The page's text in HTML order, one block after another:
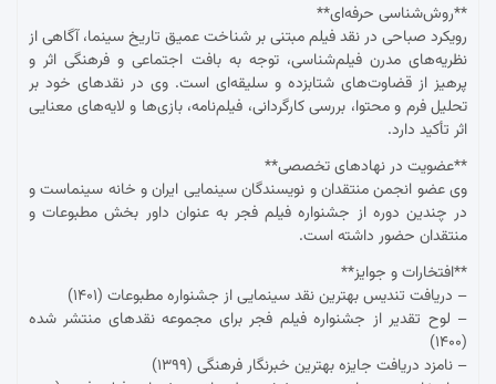
**روش‌شناسی حرفه‌ای**
رویکرد صباحی در نقد فیلم مبتنی بر شناخت عمیق تاریخ سینما، آگاهی از
نظریه‌های مدرن فیلم‌شناسی، توجه به بافت اجتماعی و فرهنگی اثر و
پرهیز از قضاوت‌های شتابزده و سلیقه‌ای است. وی در نقدهای خود بر
تحلیل فرم و محتوا، بررسی کارگردانی، فیلم‌نامه، بازی‌ها و لایه‌های معنایی
اثر تأکید دارد.
**عضویت در نهادهای تخصصی**
وی عضو انجمن منتقدان و نویسندگان سینمایی ایران و خانه سینماست و
در چندین دوره از جشنواره فیلم فجر به عنوان داور بخش مطبوعات و
منتقدان حضور داشته است.
**افتخارات و جوایز**
– دریافت تندیس بهترین نقد سینمایی از جشنواره مطبوعات (۱۴۰۱)
– لوح تقدیر از جشنواره فیلم فجر برای مجموعه نقدهای منتشر شده
(۱۴۰۰)
– نامزد دریافت جایزه بهترین خبرنگار فرهنگی (۱۳۹۹)